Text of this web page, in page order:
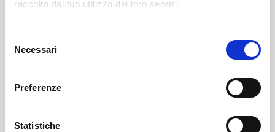
raccolto dal tuo utilizzo dei loro servizi.
delNecessari
Preferenze
Statistiche
https://www.onoranzefunebrisof.it/memorials/celso-
renato-bonini/
Postalesio Necrologi